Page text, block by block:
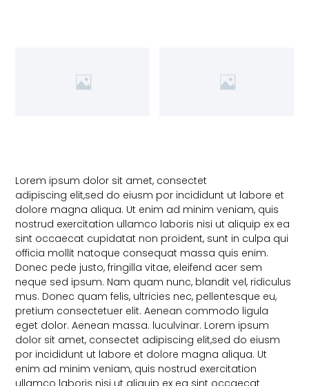
Lorem ipsum dolor sit amet, consectet
adipiscing elit,sed do eiusm por incididunt ut labore et
dolore magna aliqua. Ut enim ad minim veniam, quis
nostrud exercitation ullamco laboris nisi ut aliquip ex ea
sint occaecat cupidatat non proident, sunt in culpa qui
officia mollit natoque consequat massa quis enim.
Donec pede justo, fringilla vitae, eleifend acer sem
neque sed ipsum. Nam quam nunc, blandit vel, ridiculus
mus. Donec quam felis, ultricies nec, pellentesque eu,
pretium consectetuer elit. Aenean commodo ligula
eget dolor. Aenean massa. luculvinar. Lorem ipsum
dolor sit amet, consectet adipiscing elit,sed do eiusm
por incididunt ut labore et dolore magna aliqua. Ut
enim ad minim veniam, quis nostrud exercitation
ullamco laboris nisi ut aliquip ex ea sint occaecat